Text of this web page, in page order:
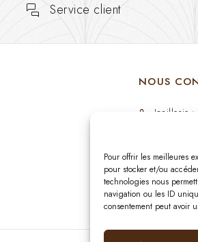
Pour offrir les meilleures
pour stocker et/ou
technologies nous
navigation ou les ID
consentement peut avoir
Service client
NOUS
Joaillerie
Mardi au